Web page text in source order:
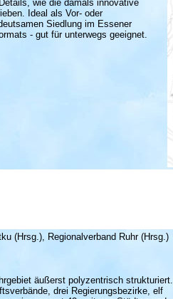
wie die damals innovative
Ideal als Vor- oder
Siedlung im Essener
- gut für unterwegs geeignet.
(Hrsg.), Regionalverband Ruhr (Hrsg.)
äußerst polyzentrisch strukturiert.
drei Regierungsbezirke, elf